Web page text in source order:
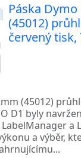
Páska
(45012)
červený tisk,
(45012)
D1 byly
a
a výběr,